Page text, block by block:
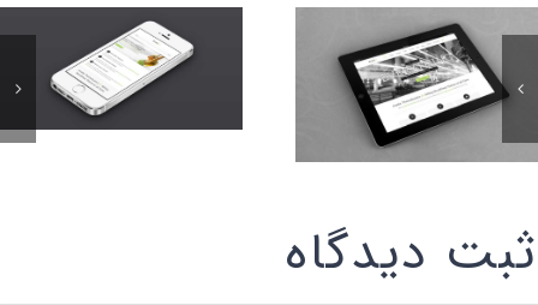
ثبت ديدگاه